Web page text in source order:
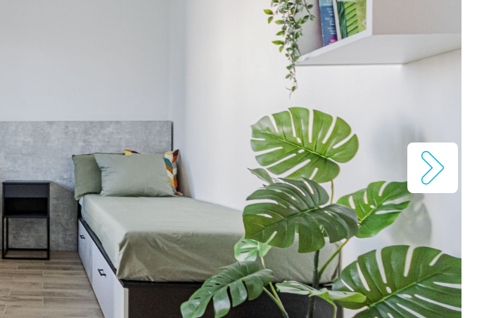
Місце для навчання
Варильна поверхня,
холодильник,
мікрохвильова піч
Оптоволоконний інтернет